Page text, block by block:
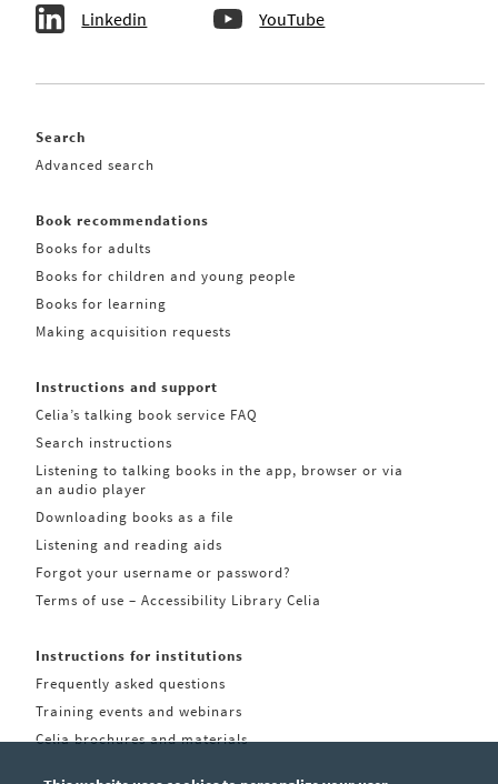
Linkedin YouTube
Search
Advanced search
Book recommendations
Books for adults
Books for children and young people
Books for learning
Making acquisition requests
Instructions and support
Celia’s talking book service FAQ
Search instructions
Listening to talking books in the app, browser or via
an audio player
Downloading books as a file
Listening and reading aids
Forgot your username or password?
Terms of use – Accessibility Library Celia
Instructions for institutions
Frequently asked questions
Training events and webinars
Celia brochures and materials